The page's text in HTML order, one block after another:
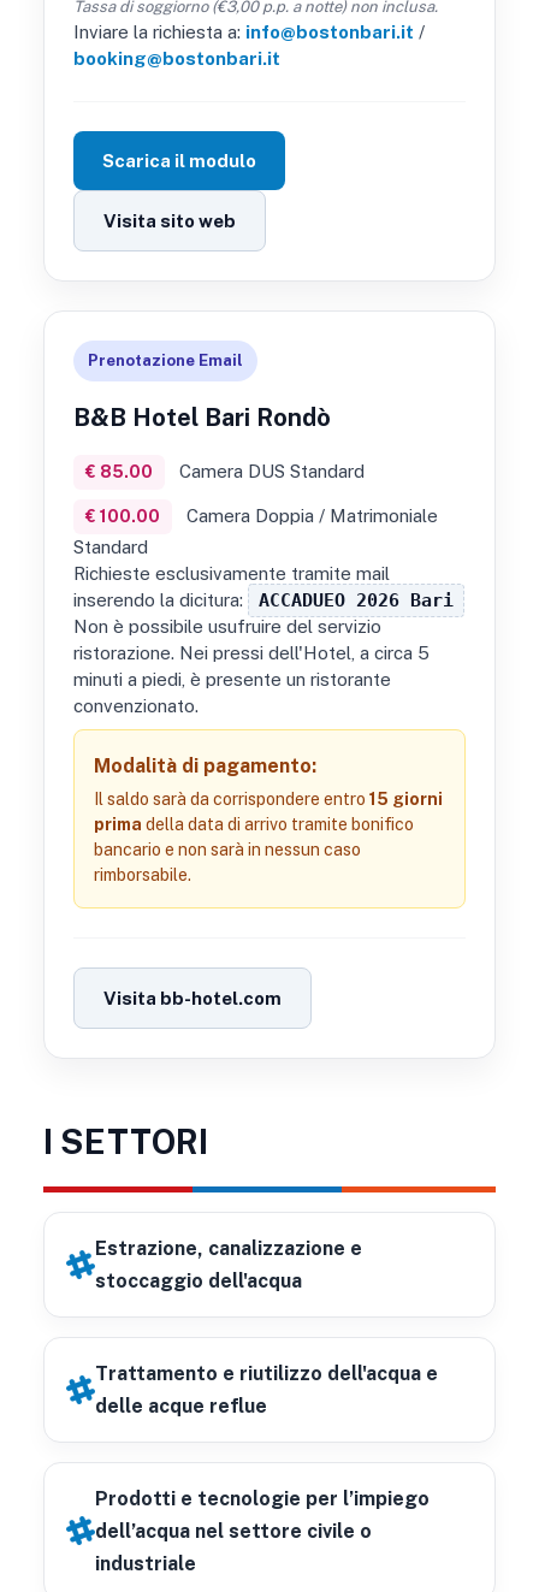
Tassa di soggiorno (€3,00 p.p. a notte) non inclusa.
Inviare la richiesta a: info@bostonbari.it /
booking@bostonbari.it
Scarica il modulo
Visita sito web
Prenotazione Email
B&B Hotel Bari Rondò
€ 85.00 Camera DUS Standard
€ 100.00
Camera Doppia / Matrimoniale
Standard
Richieste esclusivamente tramite mail
inserendo la dicitura:
ACCADUEO 2026 Bari
Non è possibile usufruire del servizio
ristorazione. Nei pressi dell'Hotel, a circa 5
minuti a piedi, è presente un ristorante
convenzionato.
Modalità di pagamento:
Il saldo sarà da corrispondere entro 15 giorni
prima della data di arrivo tramite bonifico
bancario e non sarà in nessun caso
rimborsabile.
Visita bb-hotel.com
I SETTORI
Estrazione, canalizzazione e
stoccaggio dell'acqua
Trattamento e riutilizzo dell'acqua e
delle acque reflue
Prodotti e tecnologie per l’impiego
dell’acqua nel settore civile o
industriale